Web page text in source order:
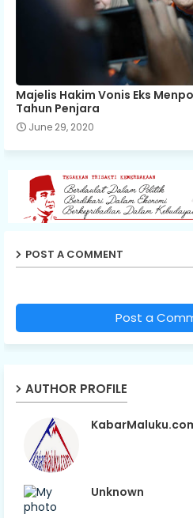
Majelis Hakim Vonis Eks
Tahun Penjara
June 29, 2020
POST A COMMENT
Post a
AUTHOR PROFILE
Unknown